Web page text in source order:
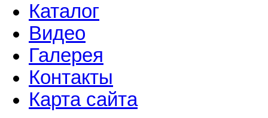
Каталог
Видео
Галерея
Контакты
Карта сайта